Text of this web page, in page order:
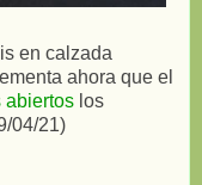
en calzada
ahora que el
abiertos los
04/21)